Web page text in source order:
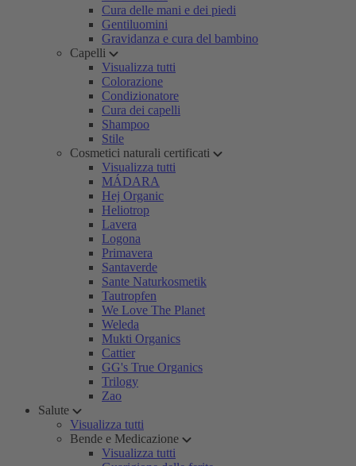
Cura delle mani e dei piedi
Gentiluomini
Gravidanza e cura del bambino
Capelli
Visualizza tutti
Colorazione
Condizionatore
Cura dei capelli
Shampoo
Stile
Cosmetici naturali certificati
Visualizza tutti
MÁDARA
Hej Organic
Heliotrop
Lavera
Logona
Primavera
Santaverde
Sante Naturkosmetik
Tautropfen
We Love The Planet
Weleda
Mukti Organics
Cattier
GG's True Organics
Trilogy
Zao
Salute
Visualizza tutti
Bende e Medicazione
Visualizza tutti